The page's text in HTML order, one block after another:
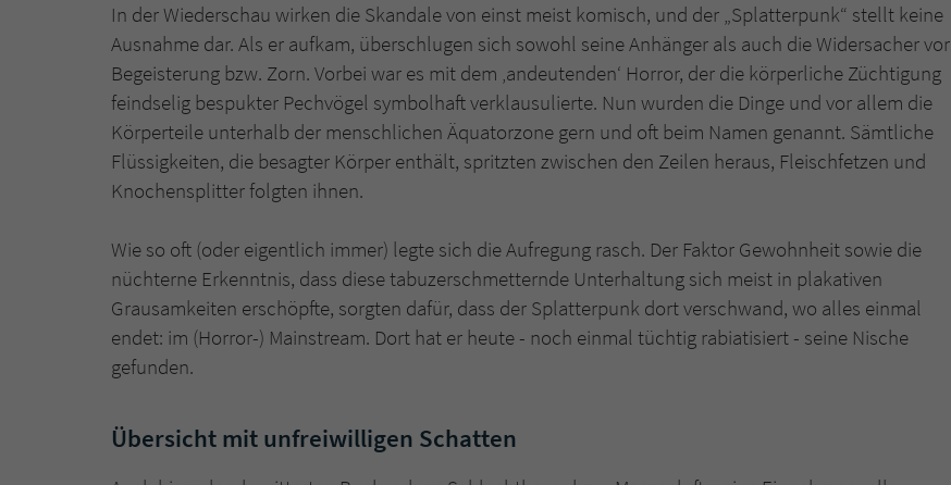
In der Wiederschau wirken die Skandale von einst meist komisch, und der „Splatterpunk“ stellt keine
Ausnahme dar. Als er aufkam, überschlugen sich sowohl seine Anhänger als auch die Widersacher vor
Begeisterung bzw. Zorn. Vorbei war es mit dem ‚andeutenden‘ Horror, der die körperliche Züchtigung
feindselig bespukter Pechvögel symbolhaft verklausulierte. Nun wurden die Dinge und vor allem die
Körperteile unterhalb der menschlichen Äquatorzone gern und oft beim Namen genannt. Sämtliche
Flüssigkeiten, die besagter Körper enthält, spritzten zwischen den Zeilen heraus, Fleischfetzen und
Knochensplitter folgten ihnen.
Wie so oft (oder eigentlich immer) legte sich die Aufregung rasch. Der Faktor Gewohnheit sowie die
nüchterne Erkenntnis, dass diese tabuzerschmetternde Unterhaltung sich meist in plakativen
Grausamkeiten erschöpfte, sorgten dafür, dass der Splatterpunk dort verschwand, wo alles einmal
endet: im (Horror-) Mainstream. Dort hat er heute - noch einmal tüchtig rabiatisiert - seine Nische
gefunden.
Übersicht mit unfreiwilligen Schatten